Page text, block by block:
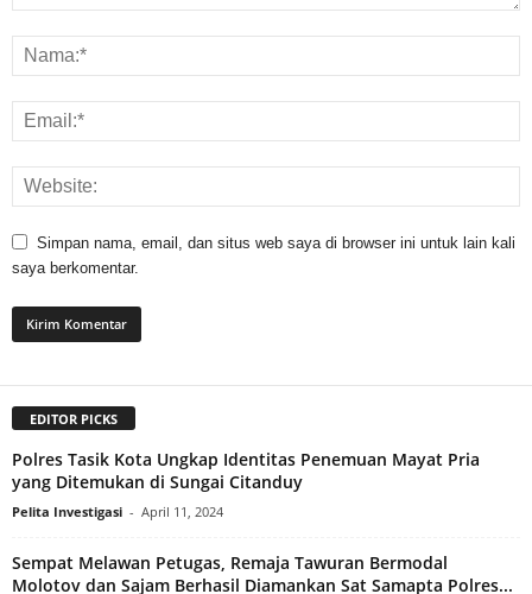
Simpan nama, email, dan situs web saya di browser ini untuk lain kali
saya berkomentar.
EDITOR PICKS
Polres Tasik Kota Ungkap Identitas Penemuan Mayat Pria
yang Ditemukan di Sungai Citanduy
Pelita Investigasi - April 11, 2024
Sempat Melawan Petugas, Remaja Tawuran Bermodal
Molotov dan Sajam Berhasil Diamankan Sat Samapta Polres...